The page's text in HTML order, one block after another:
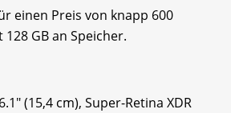
einen Preis von knapp 600
GB an Speicher.
(15,4 cm), Super-Retina XDR